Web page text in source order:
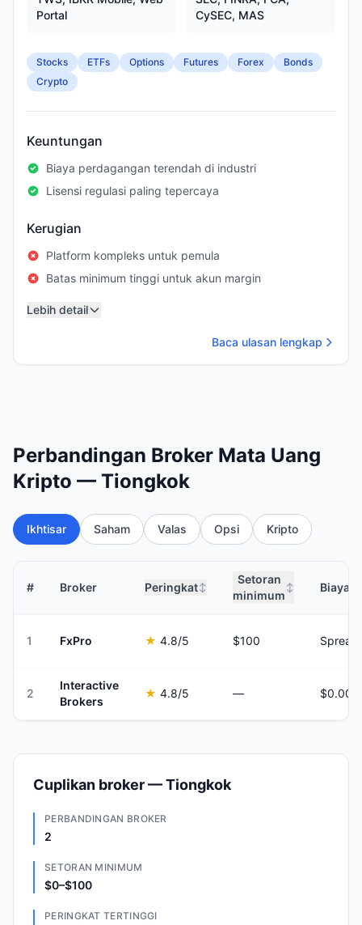
Portal
CySEC, MAS
Stocks ETFs Options Futures Forex
Bonds
Crypto
Keuntungan
Biaya perdagangan terendah di industri
Lisensi regulasi paling tepercaya
Kerugian
Platform kompleks untuk pemula
Batas minimum tinggi untuk akun margin
Lebih detail
Baca ulasan lengkap
Perbandingan Broker Mata Uang
Kripto — Tiongkok
Ikhtisar Saham Valas Opsi Kripto
# Broker Peringkat↕
Setoran
minimum
↕ Biaya
1 FxPro ★ 4.8/5 $100 Spread
2
Interactive
Brokers
★ 4.8/5 —
Cuplikan broker — Tiongkok
PERBANDINGAN BROKER
2
SETORAN MINIMUM
$0–$100
PERINGKAT TERTINGGI